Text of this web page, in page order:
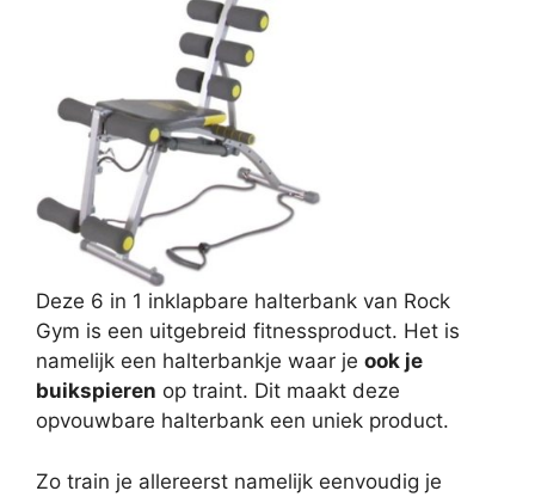
Deze 6 in 1 inklapbare halterbank van Rock
Gym is een uitgebreid fitnessproduct. Het is
namelijk een halterbankje waar je ook je
buikspieren op traint. Dit maakt deze
opvouwbare halterbank een uniek product.
Zo train je allereerst namelijk eenvoudig je